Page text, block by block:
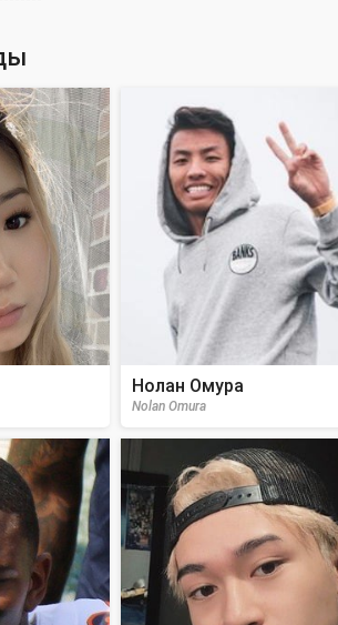
Нолан Омура
Nolan Omura